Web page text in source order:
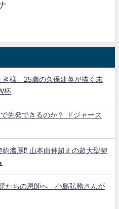
様、25歳の久保建英が描く未
杯
先発できるのか？ ドジャース
約濃厚⁉︎ 山本由伸超えの超大型契
たちの恩師へ 小島弘務さんが